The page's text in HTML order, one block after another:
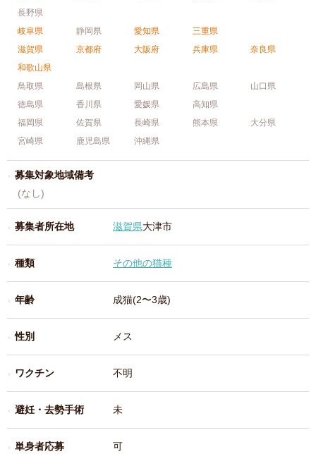
長野県
岐阜県
静岡県 愛知県
三重県
滋賀県
京都府 大阪府 兵庫県
奈良県
和歌山県
鳥取県
島根県 岡山県 広島県
山口県
徳島県
香川県 愛媛県
高知県
福岡県
佐賀県 長崎県 熊本県
大分県
宮崎県
鹿児島県 沖縄県
募集対象地域備考
(なし)
募集者所在地 滋賀県大津市
種類 その他の猫種
年齢 成猫(2〜3歳)
性別 メス
ワクチン 不明
避妊・去勢手術 未
単身者応募 可